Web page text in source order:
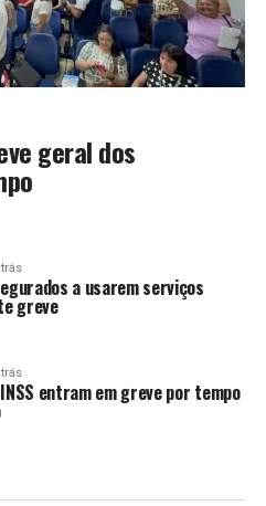
geral dos
a usarem serviços
greve
entram em greve por tempo